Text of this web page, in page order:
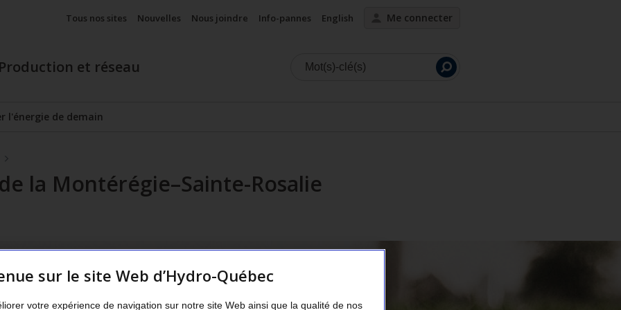
Tous nos sites Nouvelles Nous joindre Info-pannes English Me connecter
Production et réseau
Lancer
l'énergie de demain
la Montérégie–Sainte-Rosalie
sur le site Web d’Hydro-Québec
votre expérience de navigation sur notre site Web ainsi que la qualité de nos